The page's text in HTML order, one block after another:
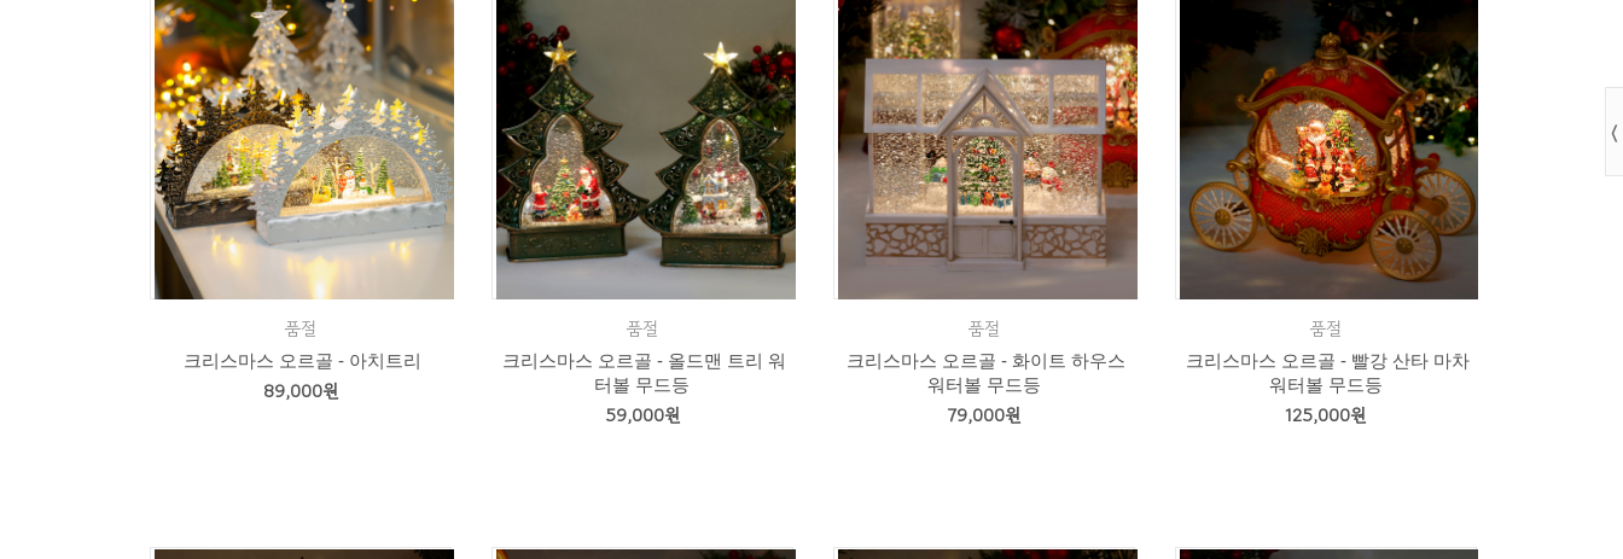
품절
크리스마스 오르골 - 아치트리
89,000원
품절
크리스마스 오르골 - 올드맨 트리 워
터볼 무드등
59,000원
품절
크리스마스 오르골 - 화이트 하우스
워터볼 무드등
79,000원
품절
크리스마스 오르골 - 빨강 산타 마차
워터볼 무드등
125,000원